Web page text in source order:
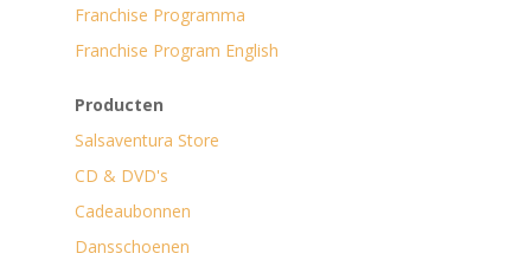
Franchise Programma
Franchise Program English
Producten
Salsaventura Store
CD & DVD's
Cadeaubonnen
Dansschoenen